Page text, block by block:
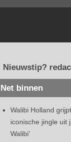
Nieuwstip?
Net binnen
Walibi Holland
iconische jingle uit
Walibi'